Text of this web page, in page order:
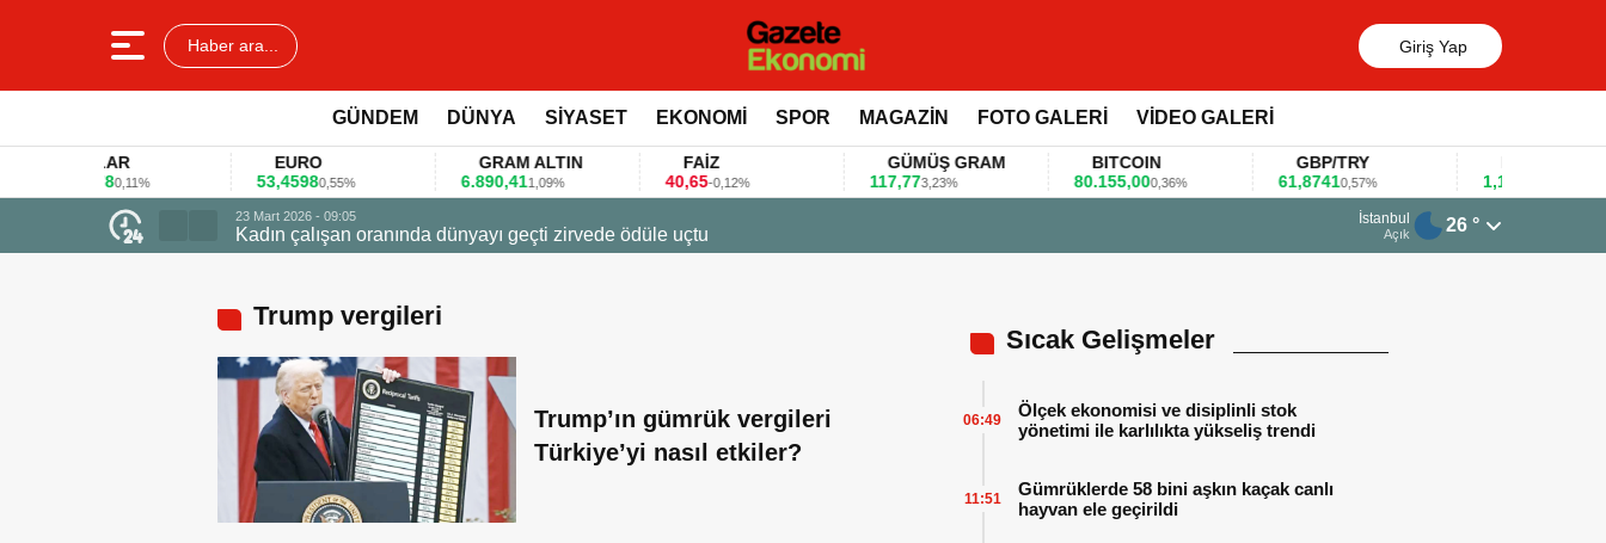
Haber ara... Giriş Yap
GÜNDEM DÜNYA SİYASET EKONOMİ SPOR MAGAZİN FOTO GALERİ VİDEO GALERİ
0,11%
EURO
53,45980,55%
GRAM ALTIN
6.890,411,09%
40,65-0,12%
GÜMÜŞ GRAM
117,773,23%
BITCOIN
80.155,000,36%
GBP/TRY
61,87410,57%
1,17810,47%
Firmalar gıda fuarlarını bu anket ile değerlendirdi
İstanbul
Açık 26 °
Trump vergileri
Trump’ın gümrük vergileri
Türkiye’yi nasıl etkiler?
Sıcak Gelişmeler
Ölçek ekonomisi ve disiplinli stok
yönetimi ile karlılıkta yükseliş trendi
06:49
Gümrüklerde 58 bini aşkın kaçak canlı
hayvan ele geçirildi
11:51